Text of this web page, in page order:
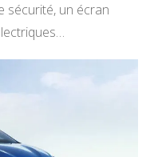
sécurité, un écran